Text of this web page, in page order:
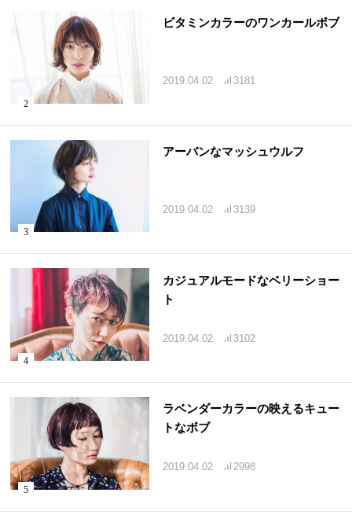
ビタミンカラーのワンカールボブ
2019.04.02 3181
アーバンなマッシュウルフ
2019.04.02 3139
カジュアルモードなベリーショー
ト
2019.04.02 3102
ラベンダーカラーの映えるキュー
トなボブ
2019.04.02 2998